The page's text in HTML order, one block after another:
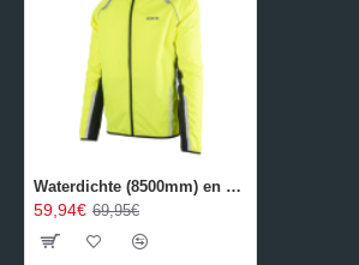
Waterdichte (8500mm) en ademende (3000gr/24u/m²) Regenjas - WOWOW Ben Nevis
59,94€ 69,95€